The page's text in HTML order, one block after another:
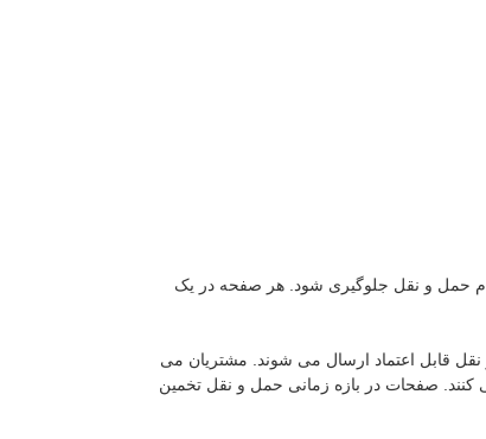
حمل و نقل جلوگیری شود. هر صفحه در یک
قابل اعتماد ارسال می شوند. مشتریان می
کنند. صفحات در بازه زمانی حمل و نقل تخمین